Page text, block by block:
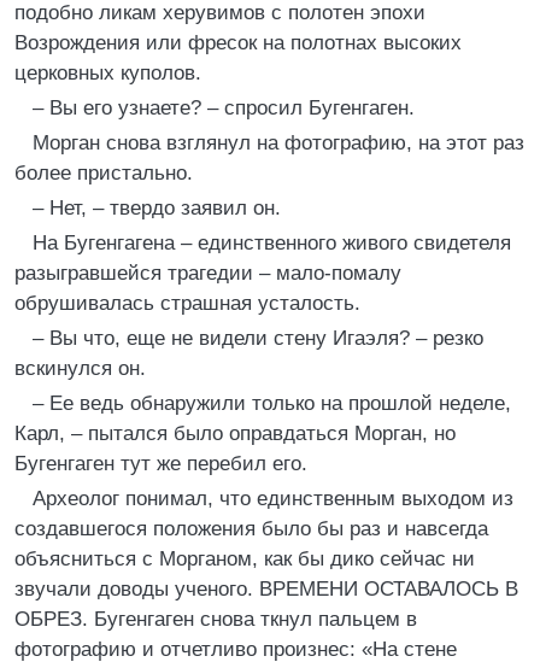
подобно ликам херувимов с полотен эпохи
Возрождения или фресок на полотнах высоких
церковных куполов.
– Вы его узнаете? – спросил Бугенгаген.
Морган снова взглянул на фотографию, на этот раз
более пристально.
– Нет, – твердо заявил он.
На Бугенгагена – единственного живого свидетеля
разыгравшейся трагедии – мало-помалу
обрушивалась страшная усталость.
– Вы что, еще не видели стену Игаэля? – резко
вскинулся он.
– Ее ведь обнаружили только на прошлой неделе,
Карл, – пытался было оправдаться Морган, но
Бугенгаген тут же перебил его.
Археолог понимал, что единственным выходом из
создавшегося положения было бы раз и навсегда
объясниться с Морганом, как бы дико сейчас ни
звучали доводы ученого. ВРЕМЕНИ ОСТАВАЛОСЬ В
ОБРЕЗ. Бугенгаген снова ткнул пальцем в
фотографию и отчетливо произнес: «На стене